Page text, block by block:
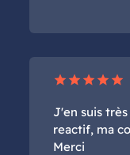
star star star star star
J'en suis
reactif, ma
Merci